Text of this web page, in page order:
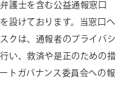
護士を含む公益通報窓口
設けております。当窓口へ
クは、通報者のプライバシ
い、救済や是正のための措
トガバナンス委員会への報